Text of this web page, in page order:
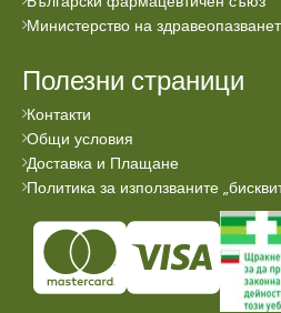
Министерство на
Полезни страници
Контакти
Общи условия
Доставка и Плащане
Политика за използваните